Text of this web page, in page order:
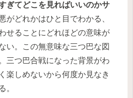
ぎてどこを見ればいいのかサ
がどれかはひと目でわかる、
せることにどれほどの意味が
い。この無意味な三つ巴な図
三つ巴合戦になった背景がわ
楽しめないから何度か見なき
。